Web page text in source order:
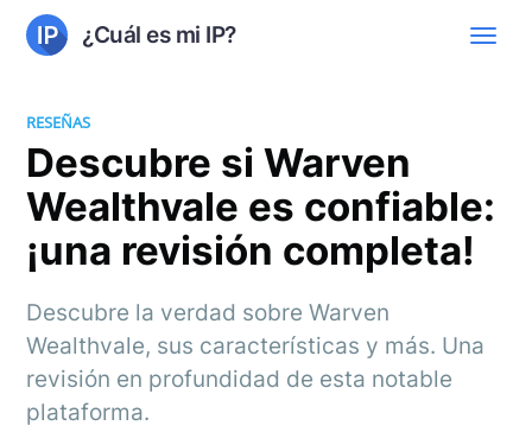
¿Cuál es mi IP?
RESEÑAS
Descubre si Warven
Wealthvale es confiable:
¡una revisión completa!
Descubre la verdad sobre Warven
Wealthvale, sus características y más. Una
revisión en profundidad de esta notable
plataforma.